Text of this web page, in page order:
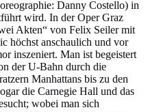
Danny Costello) in
wird. In der Oper Graz
Akten“ von Felix Seiler mit
höchst anschaulich und vor
inszeniert. Man ist begeistert
der U-Bahn durch die
Manhattans bis zu den
die Carnegie Hall und das
wobei man sich